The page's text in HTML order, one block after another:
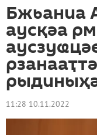
Бжьаниа
аусқәа
11:28 10.11.2022